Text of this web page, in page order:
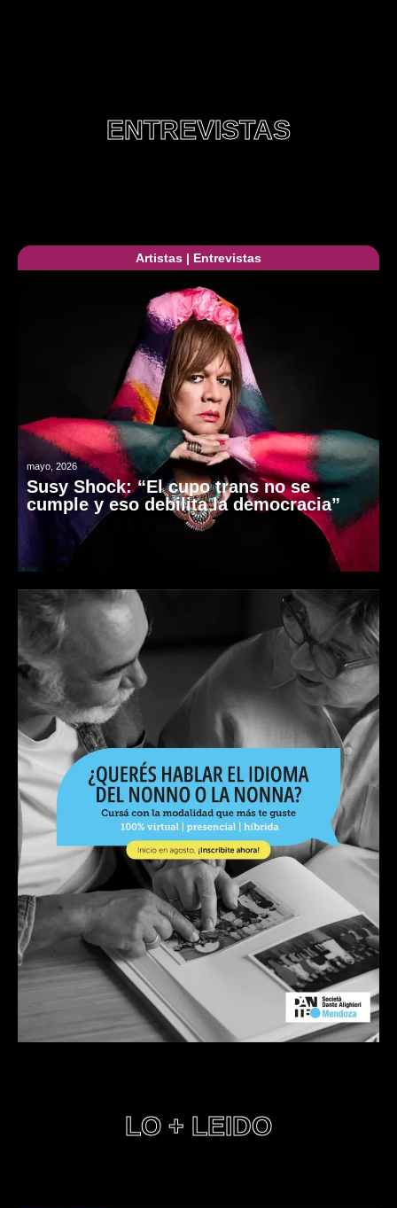
ENTREVISTAS
Artistas | Entrevistas
mayo, 2026
Susy Shock: “El cupo trans no se
cumple y eso debilita la democracia”
LO + LEIDO